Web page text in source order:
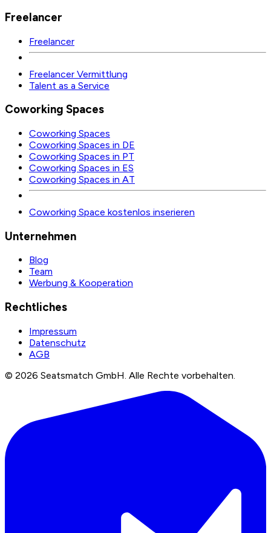
Freelancer
Freelancer
Freelancer Vermittlung
Talent as a Service
Coworking Spaces
Coworking Spaces
Coworking Spaces in DE
Coworking Spaces in PT
Coworking Spaces in ES
Coworking Spaces in AT
Coworking Space kostenlos inserieren
Unternehmen
Blog
Team
Werbung & Kooperation
Rechtliches
Impressum
Datenschutz
AGB
© 2026 Seatsmatch GmbH. Alle Rechte vorbehalten.